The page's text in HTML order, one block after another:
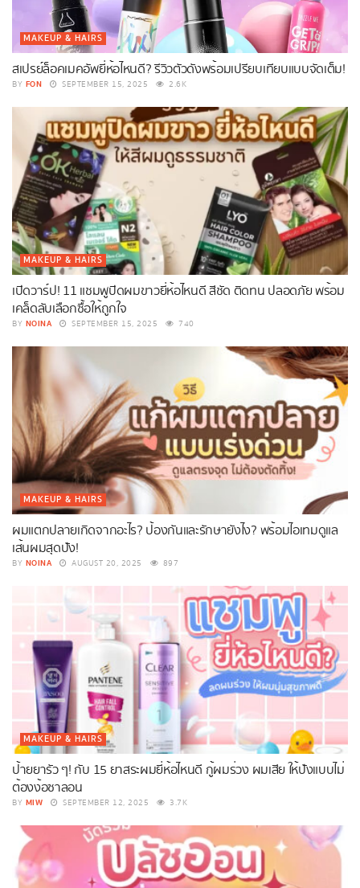
MAKEUP & HAIRS
สเปรย์ล็อคเมคอัพยี่ห้อไหนดี? รีวิวตัวดังพร้อมเปรียบเทียบแบบจัดเต็ม!
BY FON SEPTEMBER 15, 2025 2.6K
MAKEUP & HAIRS
เปิดวาร์ป! 11 แชมพูปิดผมขาวยี่ห้อไหนดี สีชัด ติดทน ปลอดภัย พร้อม
เคล็ดลับเลือกซื้อให้ถูกใจ
BY NOINA SEPTEMBER 15, 2025 740
MAKEUP & HAIRS
ผมแตกปลายเกิดจากอะไร? ป้องกันและรักษายังไง? พร้อมไอเทมดูแล
เส้นผมสุดปัง!
BY NOINA AUGUST 20, 2025 897
MAKEUP & HAIRS
ป้ายยารัว ๆ! กับ 15 ยาสระผมยี่ห้อไหนดี กู้ผมร่วง ผมเสีย ให้ปังแบบไม่
ต้องง้อซาลอน
BY MIW SEPTEMBER 12, 2025 3.7K